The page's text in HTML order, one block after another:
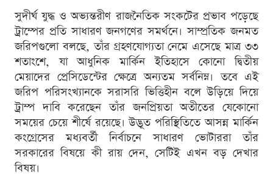
সুদীর্ঘ যুদ্ধ ও অভ্যন্তরীণ রাজনৈতিক সংকটের প্রভাব পড়েছে
ট্রাম্পের প্রতি সাধারণ জনগণের সমর্থনে। সাম্প্রতিক জনমত
জরিপগুলো বলছে, তাঁর গ্রহণযোগ্যতা নেমে এসেছে মাত্র ৩৩
শতাংশে, যা আধুনিক মার্কিন ইতিহাসে কোনো দ্বিতীয়
মেয়াদের প্রেসিডেন্টের ক্ষেত্রে অন্যতম সর্বনিম্ন। তবে এই
জরিপ পরিসংখ্যানকে সরাসরি ভিত্তিহীন বলে উড়িয়ে দিয়ে
ট্রাম্প দাবি করেছেন তাঁর জনপ্রিয়তা অতীতের যেকোনো
সময়ের চেয়ে শীর্ষে রয়েছে। উদ্ভূত পরিস্থিতিতে আসন্ন মার্কিন
কংগ্রেসের মধ্যবর্তী নির্বাচনে সাধারণ ভোটাররা তাঁর
সরকারের বিষয়ে কী রায় দেন, সেটিই এখন বড় দেখার
বিষয়।